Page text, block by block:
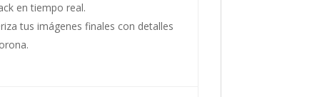
en tiempo real.
tus imágenes finales con detalles